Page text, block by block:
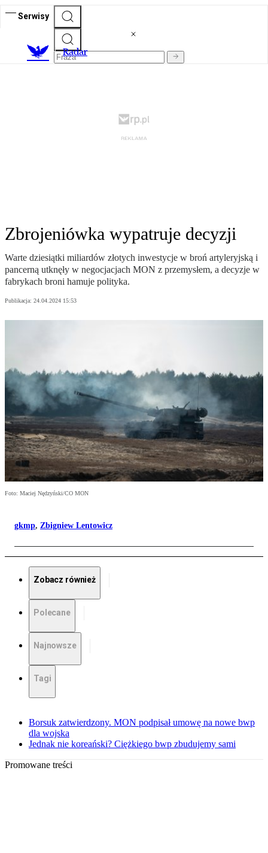
Serwisy
Radar
Zbrojeniówka wypatruje decyzji
Warte dziesiątki miliardów złotych inwestycje w broń artyleryjską i
pancerną utknęły w negocjacjach MON z przemysłem, a decyzje w
fabrykach broni hamuje polityka.
Publikacja: 24.04.2024 15:53
Foto: Maciej Nędzyński/CO MON
gkmp, Zbigniew Lentowicz
Zobacz również
Polecane
Najnowsze
Tagi
Borsuk zatwierdzony. MON podpisał umowę na nowe bwp
dla wojska
Jednak nie koreański? Ciężkiego bwp zbudujemy sami
Promowane treści